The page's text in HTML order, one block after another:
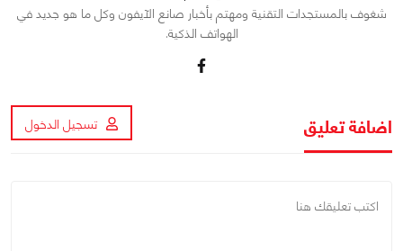
شغوف بالمستجدات التقنية ومهتم بأخبار صانع الآيفون وكل ما هو جديد في
الهواتف الذكية.
اضافة تعليق تسجيل الدخول